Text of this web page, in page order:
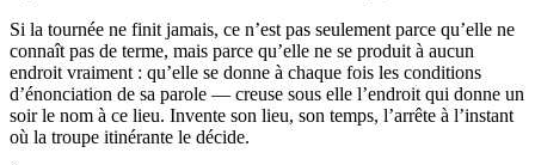
Si la tournée ne finit jamais, ce n’est pas seulement parce qu’elle ne
connaît pas de terme, mais parce qu’elle ne se produit à aucun
endroit vraiment : qu’elle se donne à chaque fois les conditions
d’énonciation de sa parole — creuse sous elle l’endroit qui donne un
soir le nom à ce lieu. Invente son lieu, son temps, l’arrête à l’instant
où la troupe itinérante le décide.